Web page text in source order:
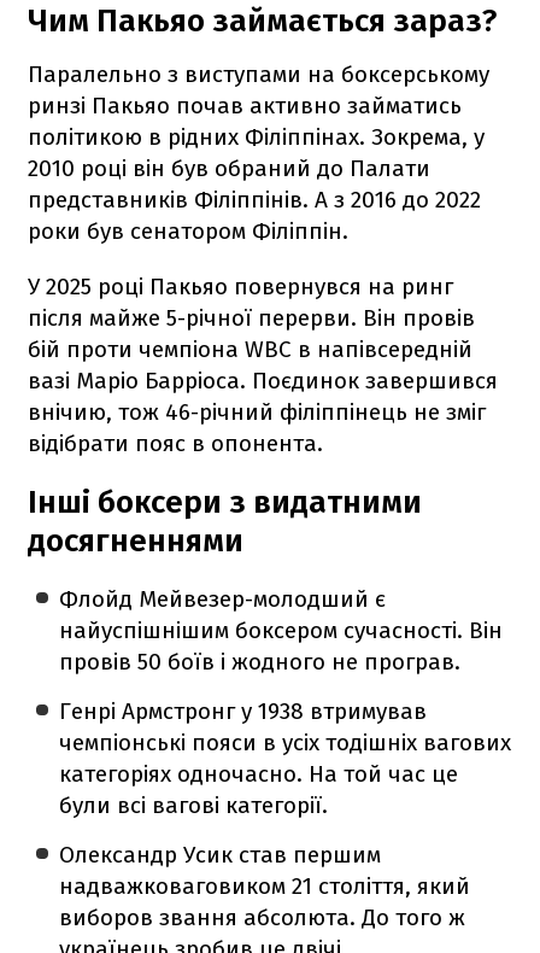
Чим Пакьяо займається зараз?
Паралельно з виступами на боксерському
ринзі Пакьяо почав активно займатись
політикою в рідних Філіппінах. Зокрема, у
2010 році він був обраний до Палати
представників Філіппінів. А з 2016 до 2022
роки був сенатором Філіппін.
У 2025 році Пакьяо повернувся на ринг
після майже 5-річної перерви. Він провів
бій проти чемпіона WBC в напівсередній
вазі Маріо Барріоса. Поєдинок завершився
внічию, тож 46-річний філіппінець не зміг
відібрати пояс в опонента.
Інші боксери з видатними
досягненнями
Флойд Мейвезер-молодший є
найуспішнішим боксером сучасності. Він
провів 50 боїв і жодного не програв.
Генрі Армстронг у 1938 втримував
чемпіонські пояси в усіх тодішніх вагових
категоріях одночасно. На той час це
були всі вагові категорії.
Олександр Усик став першим
надважковаговиком 21 століття, який
виборов звання абсолюта. До того ж